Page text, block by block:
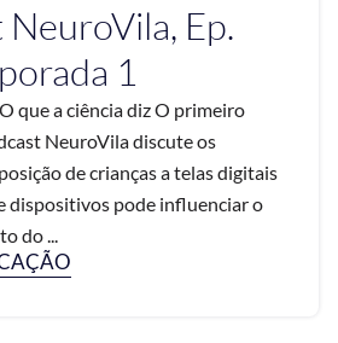
NeuroVila, Ep.
1
que a ciência diz O primeiro
NeuroVila discute os
de crianças a telas digitais
dispositivos pode influenciar o
do ...